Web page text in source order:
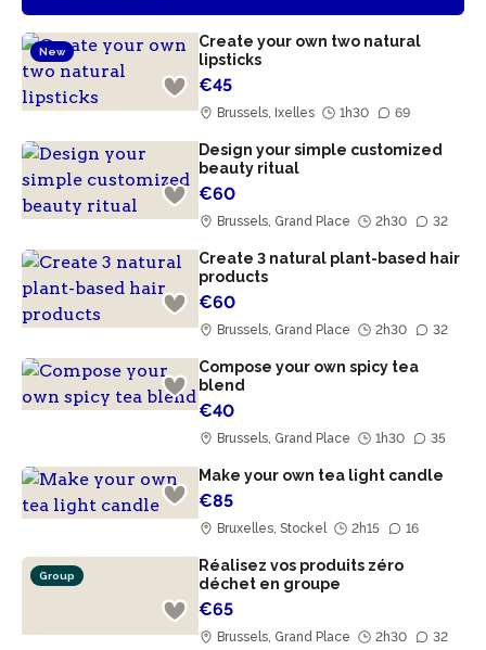
New
Create your own two natural
lipsticks
€45
Brussels, Ixelles 1h30 69
Design your simple customized
beauty ritual
€60
Brussels, Grand Place 2h30 32
Create 3 natural plant-based hair
products
€60
Brussels, Grand Place 2h30 32
Compose your own spicy tea
blend
€40
Brussels, Grand Place 1h30 35
Make your own tea light candle
€85
Bruxelles, Stockel 2h15 16
Group
Réalisez vos produits zéro
déchet en groupe
€65
Brussels, Grand Place 2h30 32